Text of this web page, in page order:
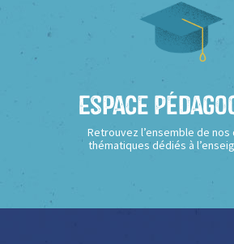
Espace
Retrouvez l’ensemble de
thématiques dédiés à